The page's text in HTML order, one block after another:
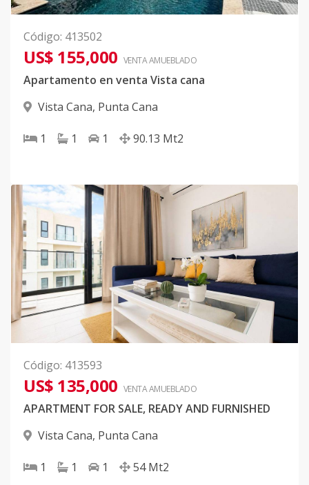
Código: 413502
US$ 155,000 VENTA AMUEBLADO
Apartamento en venta Vista cana
Vista Cana, Punta Cana
1 1 1 90.13 Mt2
Código: 413593
US$ 135,000 VENTA AMUEBLADO
APARTMENT FOR SALE, READY AND FURNISHED
Vista Cana, Punta Cana
1 1 1 54 Mt2